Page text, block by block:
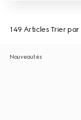
149 Articles Trier par
Nouveautés